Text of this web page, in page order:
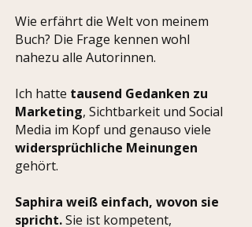
Wie erfährt die Welt von meinem
Buch? Die Frage kennen wohl
nahezu alle Autorinnen.
Ich hatte tausend Gedanken zu
Marketing, Sichtbarkeit und Social
Media im Kopf und genauso viele
widersprüchliche Meinungen
gehört.
Saphira weiß einfach, wovon sie
spricht.Sie ist kompetent,